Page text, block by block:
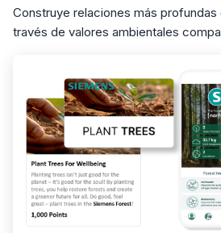
Construye relaciones más
través de valores ambientales